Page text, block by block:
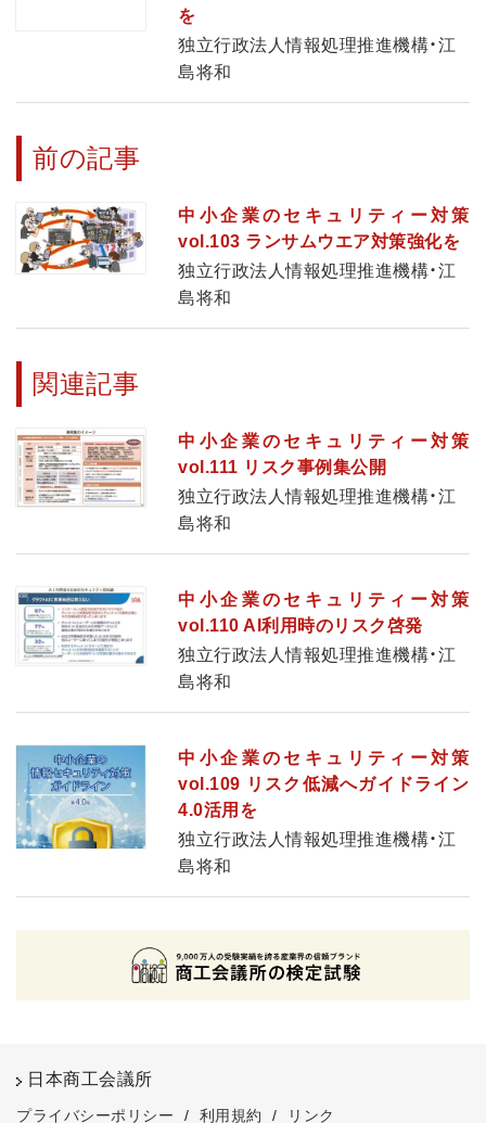
を
独立行政法人情報処理推進機構・江
島将和
前の記事
中小企業のセキュリティー対策
vol.103 ランサムウエア対策強化を
独立行政法人情報処理推進機構・江
島将和
関連記事
中小企業のセキュリティー対策
vol.111 リスク事例集公開
独立行政法人情報処理推進機構・江
島将和
中小企業のセキュリティー対策
vol.110 AI利用時のリスク啓発
独立行政法人情報処理推進機構・江
島将和
中小企業のセキュリティー対策
vol.109 リスク低減へガイドライン
4.0活用を
独立行政法人情報処理推進機構・江
島将和
日本商工会議所
プライバシーポリシー / 利用規約 / リンク